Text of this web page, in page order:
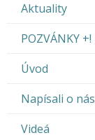
Aktuality
POZVÁNKY +!
Úvod
Napísali o nás
Videá